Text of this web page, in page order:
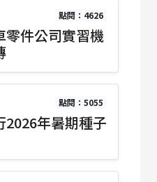
點閱：4626
零件公司實習機
點閱：5055
2026年暑期種子